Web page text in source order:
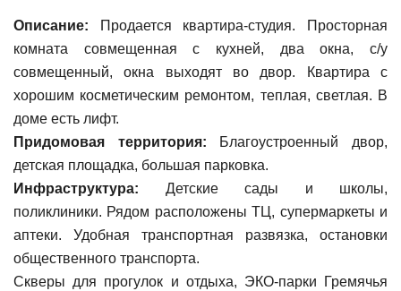
Описание: Продается квартира-студия. Просторная
комната совмещенная с кухней, два окна, с/у
совмещенный, окна выходят во двор. Квартира с
хорошим косметическим ремонтом, теплая, светлая. В
доме есть лифт.
Придомовая территория: Благоустроенный двор,
детская площадка, большая парковка.
Инфраструктура: Детские сады и школы,
поликлиники. Рядом расположены ТЦ, супермаркеты и
аптеки. Удобная транспортная развязка, остановки
общественного транспорта.
Скверы для прогулок и отдыха, ЭКО-парки Гремячья